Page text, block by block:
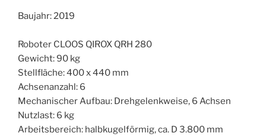
Baujahr: 2019
Roboter CLOOS QIROX QRH 280
Gewicht: 90 kg
Stellfläche: 400 x 440 mm
Achsenanzahl: 6
Mechanischer Aufbau: Drehgelenkweise, 6 Achsen
Nutzlast: 6 kg
Arbeitsbereich: halbkugelförmig, ca. D 3.800 mm